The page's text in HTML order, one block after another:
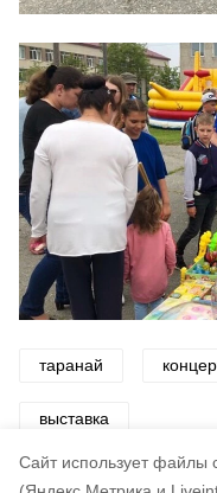
Cайт использует файлы
таранай
выставка
Авторы: ADMIN admin